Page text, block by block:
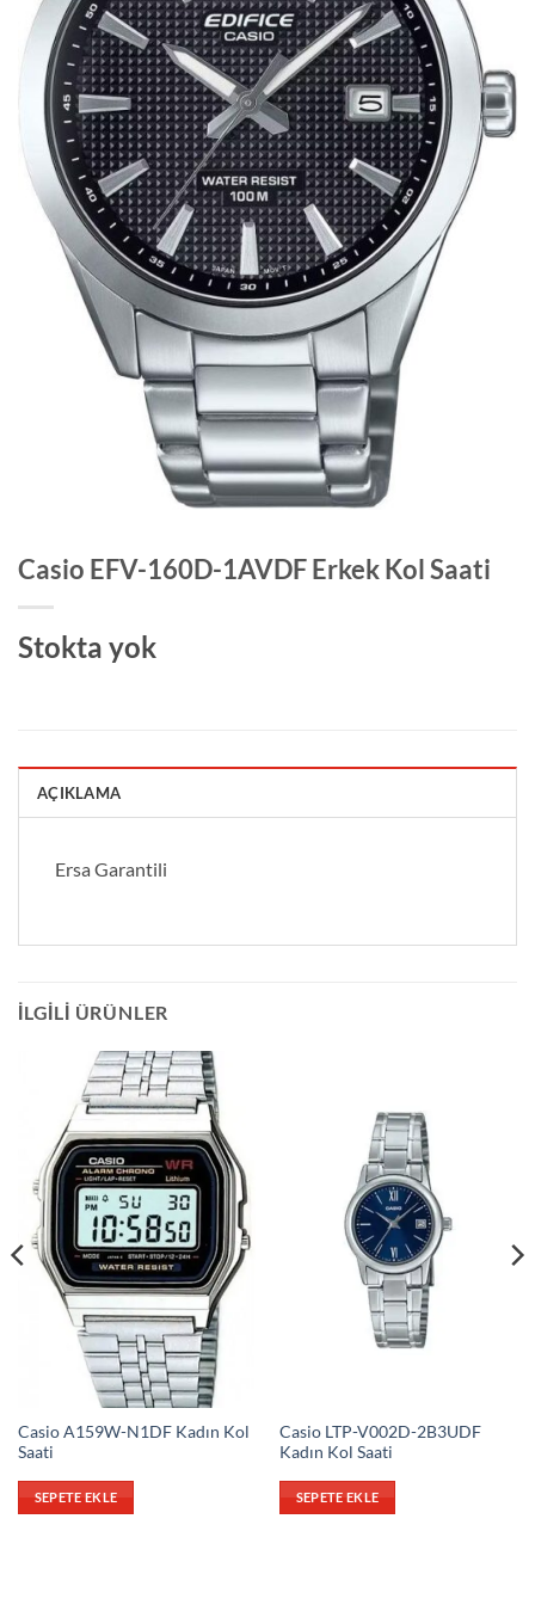
Casio EFV-160D-1AVDF Erkek Kol Saati
Stokta yok
AÇIKLAMA
Ersa Garantili
İLGILI ÜRÜNLER
Casio A159W-N1DF Kadın Kol
Saati
SEPETE EKLE
Casio LTP-V002D-2B3UDF
Kadın Kol Saati
SEPETE EKLE